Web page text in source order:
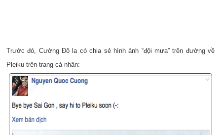
Trước đó, Cường Đô la có chia sẻ hình ảnh “đội mưa” trên đường về
Pleiku trên trang cá nhân: